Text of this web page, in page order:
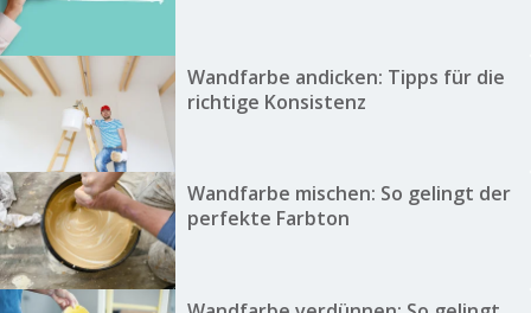
Wandfarbe andicken: Tipps für die
richtige Konsistenz
Wandfarbe mischen: So gelingt der
perfekte Farbton